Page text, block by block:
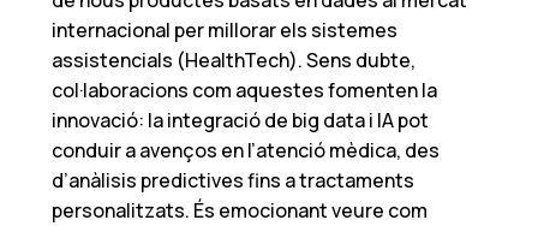
internacional per millorar els sistemes
assistencials (HealthTech). Sens dubte,
col·laboracions com aquestes fomenten la
innovació: la integració de big data i IA pot
conduir a avenços en l’atenció mèdica, des
d’anàlisis predictives fins a tractaments
personalitzats. És emocionant veure com